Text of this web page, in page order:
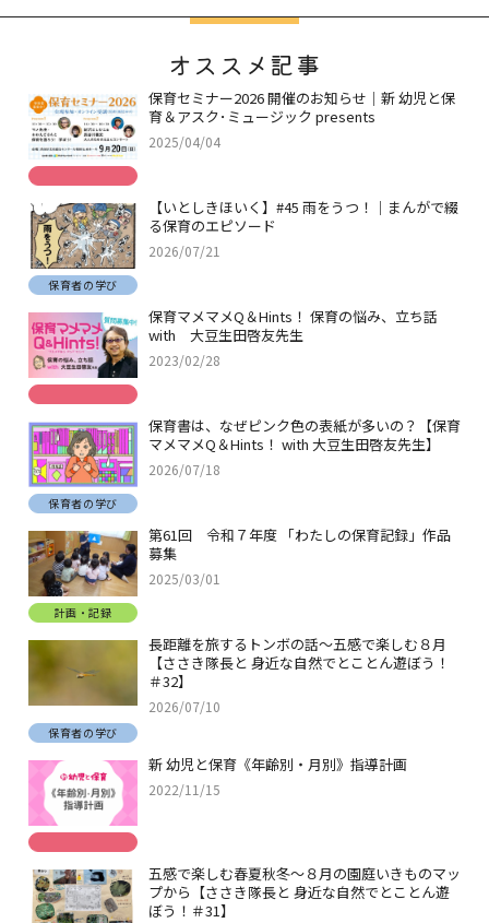
オススメ記事
保育セミナー2026 開催のお知らせ｜新 幼児と保
育＆アスク･ミュージック presents
2025/04/04
【いとしきほいく】#45 雨をうつ！｜まんがで綴
る保育のエピソード
2026/07/21
保育者の学び
保育マメマメQ＆Hints！ 保育の悩み、立ち話
with 大豆生田啓友先生
2023/02/28
保育書は、なぜピンク色の表紙が多いの？【保育
マメマメQ＆Hints！ with 大豆生田啓友先生】
2026/07/18
保育者の学び
第61回 令和７年度 「わたしの保育記録」作品
募集
2025/03/01
計画・記録
長距離を旅するトンボの話～五感で楽しむ８月
【ささき隊長と 身近な自然でとことん遊ぼう！
＃32】
2026/07/10
保育者の学び
新 幼児と保育《年齢別・月別》指導計画
2022/11/15
五感で楽しむ春夏秋冬～８月の園庭いきものマッ
プから【ささき隊長と 身近な自然でとことん遊
ぼう！＃31】